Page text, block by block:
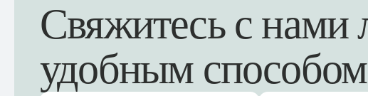
Свяжитесь с
удобным способом